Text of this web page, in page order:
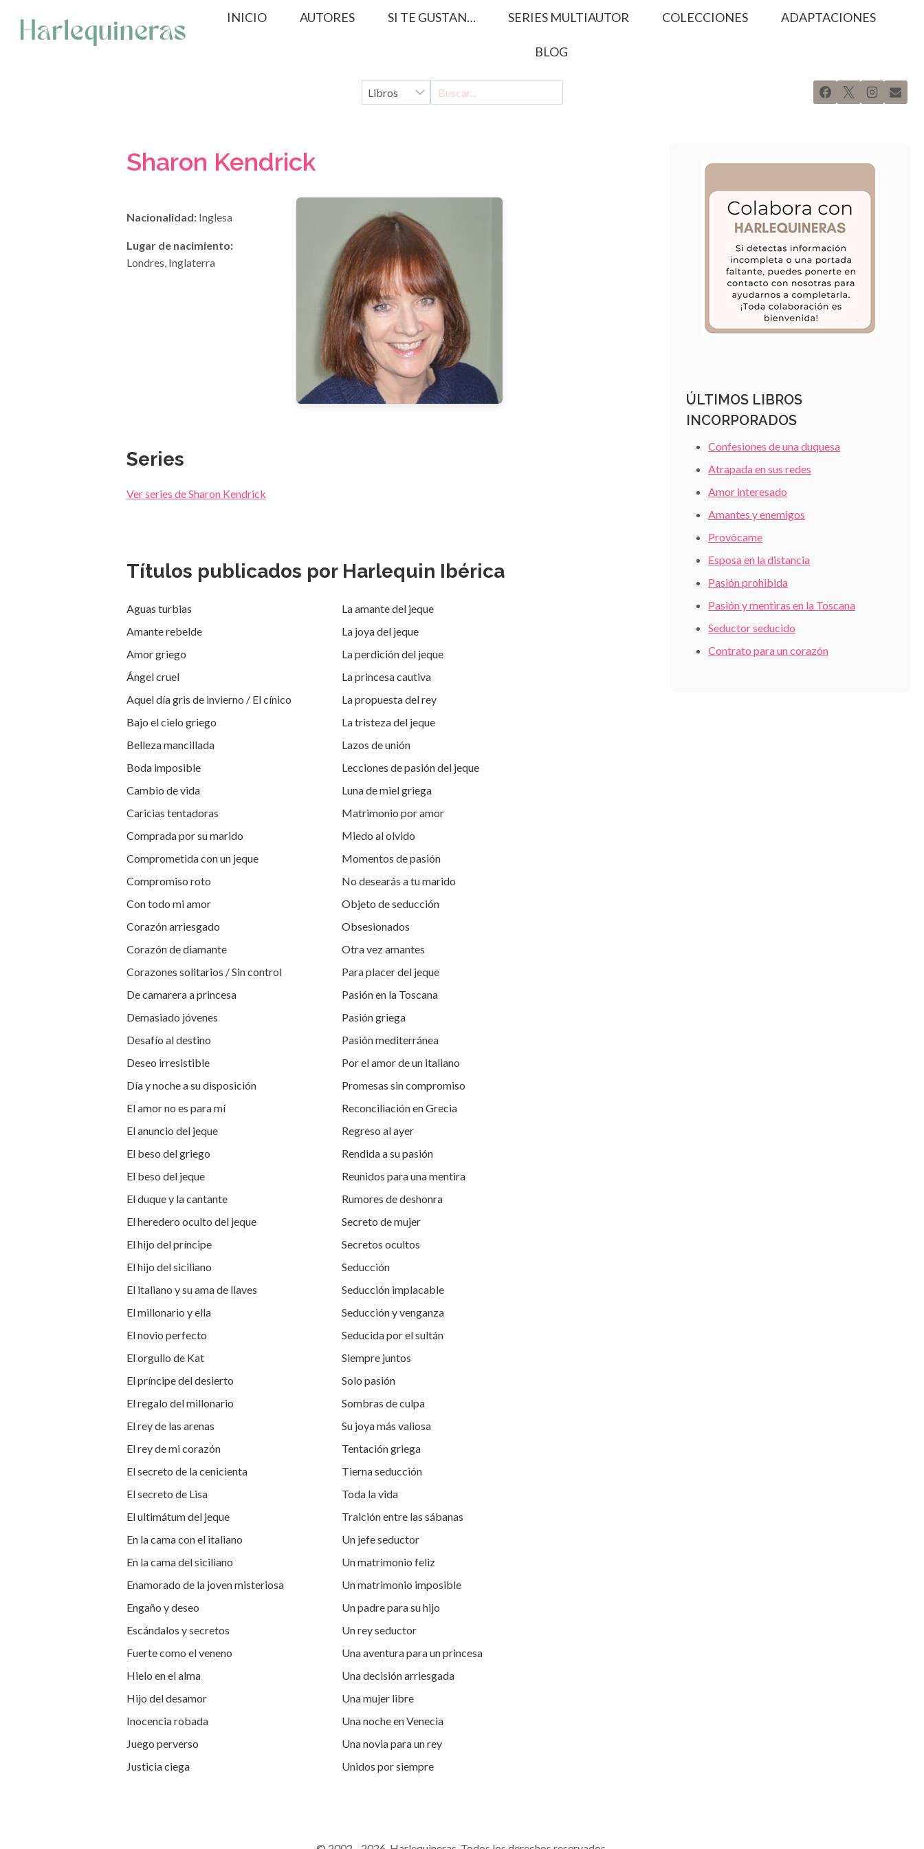
contenido
INICIO AUTORES SI TE GUSTAN… SERIES MULTIAUTOR COLECCIONES ADAPTACIONES
BLOG
Sharon Kendrick
Nacionalidad:Inglesa
Lugar de nacimiento:
Londres, Inglaterra
Series
Ver series de Sharon Kendrick
Títulos publicados por Harlequin Ibérica
Aguas turbias
Amante rebelde
Amor griego
Ángel cruel
Aquel día gris de invierno / El cínico
Bajo el cielo griego
Belleza mancillada
Boda imposible
Cambio de vida
Caricias tentadoras
Comprada por su marido
Comprometida con un jeque
Compromiso roto
Con todo mi amor
Corazón arriesgado
Corazón de diamante
Corazones solitarios / Sin control
De camarera a princesa
Demasiado jóvenes
Desafío al destino
Deseo irresistible
Día y noche a su disposición
El amor no es para mí
El anuncio del jeque
El beso del griego
El beso del jeque
El duque y la cantante
El heredero oculto del jeque
El hijo del príncipe
El hijo del siciliano
El italiano y su ama de llaves
El millonario y ella
El novio perfecto
El orgullo de Kat
El príncipe del desierto
El regalo del millonario
El rey de las arenas
El rey de mi corazón
El secreto de la cenicienta
El secreto de Lisa
El ultimátum del jeque
En la cama con el italiano
En la cama del siciliano
Enamorado de la joven misteriosa
Engaño y deseo
Escándalos y secretos
Fuerte como el veneno
Hielo en el alma
Hijo del desamor
Inocencia robada
Juego perverso
Justicia ciega
La amante del jeque
La joya del jeque
La perdición del jeque
La princesa cautiva
La propuesta del rey
La tristeza del jeque
Lazos de unión
Lecciones de pasión del jeque
Luna de miel griega
Matrimonio por amor
Miedo al olvido
Momentos de pasión
No desearás a tu marido
Objeto de seducción
Obsesionados
Otra vez amantes
Para placer del jeque
Pasión en la Toscana
Pasión griega
Pasión mediterránea
Por el amor de un italiano
Promesas sin compromiso
Reconciliación en Grecia
Regreso al ayer
Rendida a su pasión
Reunidos para una mentira
Rumores de deshonra
Secreto de mujer
Secretos ocultos
Seducción
Seducción implacable
Seducción y venganza
Seducida por el sultán
Siempre juntos
Solo pasión
Sombras de culpa
Su joya más valiosa
Tentación griega
Tierna seducción
Toda la vida
Traición entre las sábanas
Un jefe seductor
Un matrimonio feliz
Un matrimonio imposible
Un padre para su hijo
Un rey seductor
Una aventura para un princesa
Una decisión arriesgada
Una mujer libre
Una noche en Venecia
Una novia para un rey
Unidos por siempre
ÚLTIMOS LIBROS
INCORPORADOS
Confesiones de una duquesa
Atrapada en sus redes
Amor interesado
Amantes y enemigos
Provócame
Esposa en la distancia
Pasión prohibida
Pasión y mentiras en la Toscana
Seductor seducido
Contrato para un corazón